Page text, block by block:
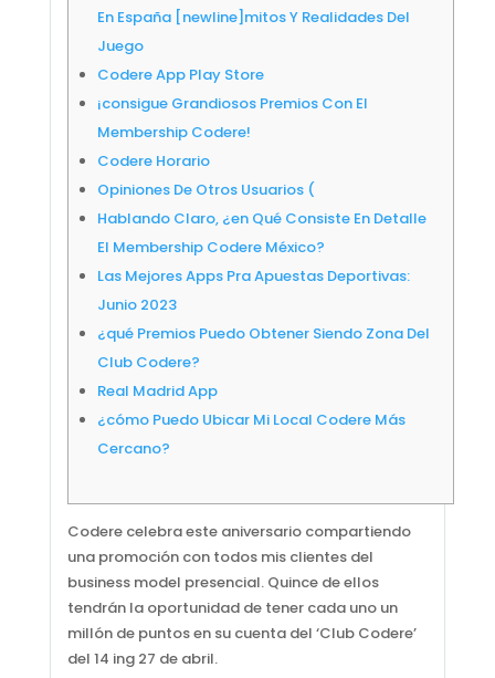
En España [newline]mitos Y Realidades Del
Juego
Codere App Play Store
¡consigue Grandiosos Premios Con El
Membership Codere!
Codere Horario
Opiniones De Otros Usuarios (
Hablando Claro, ¿en Qué Consiste En Detalle
El Membership Codere México?
Las Mejores Apps Pra Apuestas Deportivas:
Junio 2023
¿qué Premios Puedo Obtener Siendo Zona Del
Club Codere?
Real Madrid App
¿cómo Puedo Ubicar Mi Local Codere Más
Cercano?
Codere celebra este aniversario compartiendo
una promoción con todos mis clientes del
business model presencial. Quince de ellos
tendrán la oportunidad de tener cada uno un
millón de puntos en su cuenta del ‘Club Codere’
del 14 ing 27 de abril.